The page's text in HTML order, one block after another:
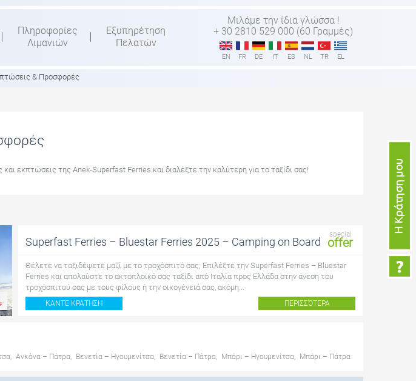
Πληροφορίες
Λιμανιών
Εξυπηρέτηση
Πελατών
Μιλάμε την ίδια γλώσσα !
+ 30 2810 529 000 (60 Γραμμές)
EN FR DE IT ES NL TR EL
& Προσφορές
εκπτώσεις της Anek-Superfast Ferries και διαλέξτε την καλύτερη για το ταξίδι σας!
Superfast Ferries – Bluestar Ferries 2025 – Camping on Board
special
offer
Θέλετε να ταξιδέψετε μαζί με το τροχόσπιτό σας; Επιλέξτε την Superfast Ferries – Bluestar
Ferries και απολαύστε το ακτοπλοϊκό σας ταξίδι από Ιταλία προς Ελλάδα στην άνεση του
τροχόσπιτού σας με τους φίλους ή την οικογένειά σας, ακόμη...
ΚΆΝΤΕ ΚΡΆΤΗΣΗ ΠΕΡΙΣΣΌΤΕΡΑ
, Ανκόνα – Πάτρα, Βενετία – Ηγουμενίτσα, Βενετία – Πάτρα, Μπάρι – Ηγουμενίτσα, Μπάρι – Πάτρα